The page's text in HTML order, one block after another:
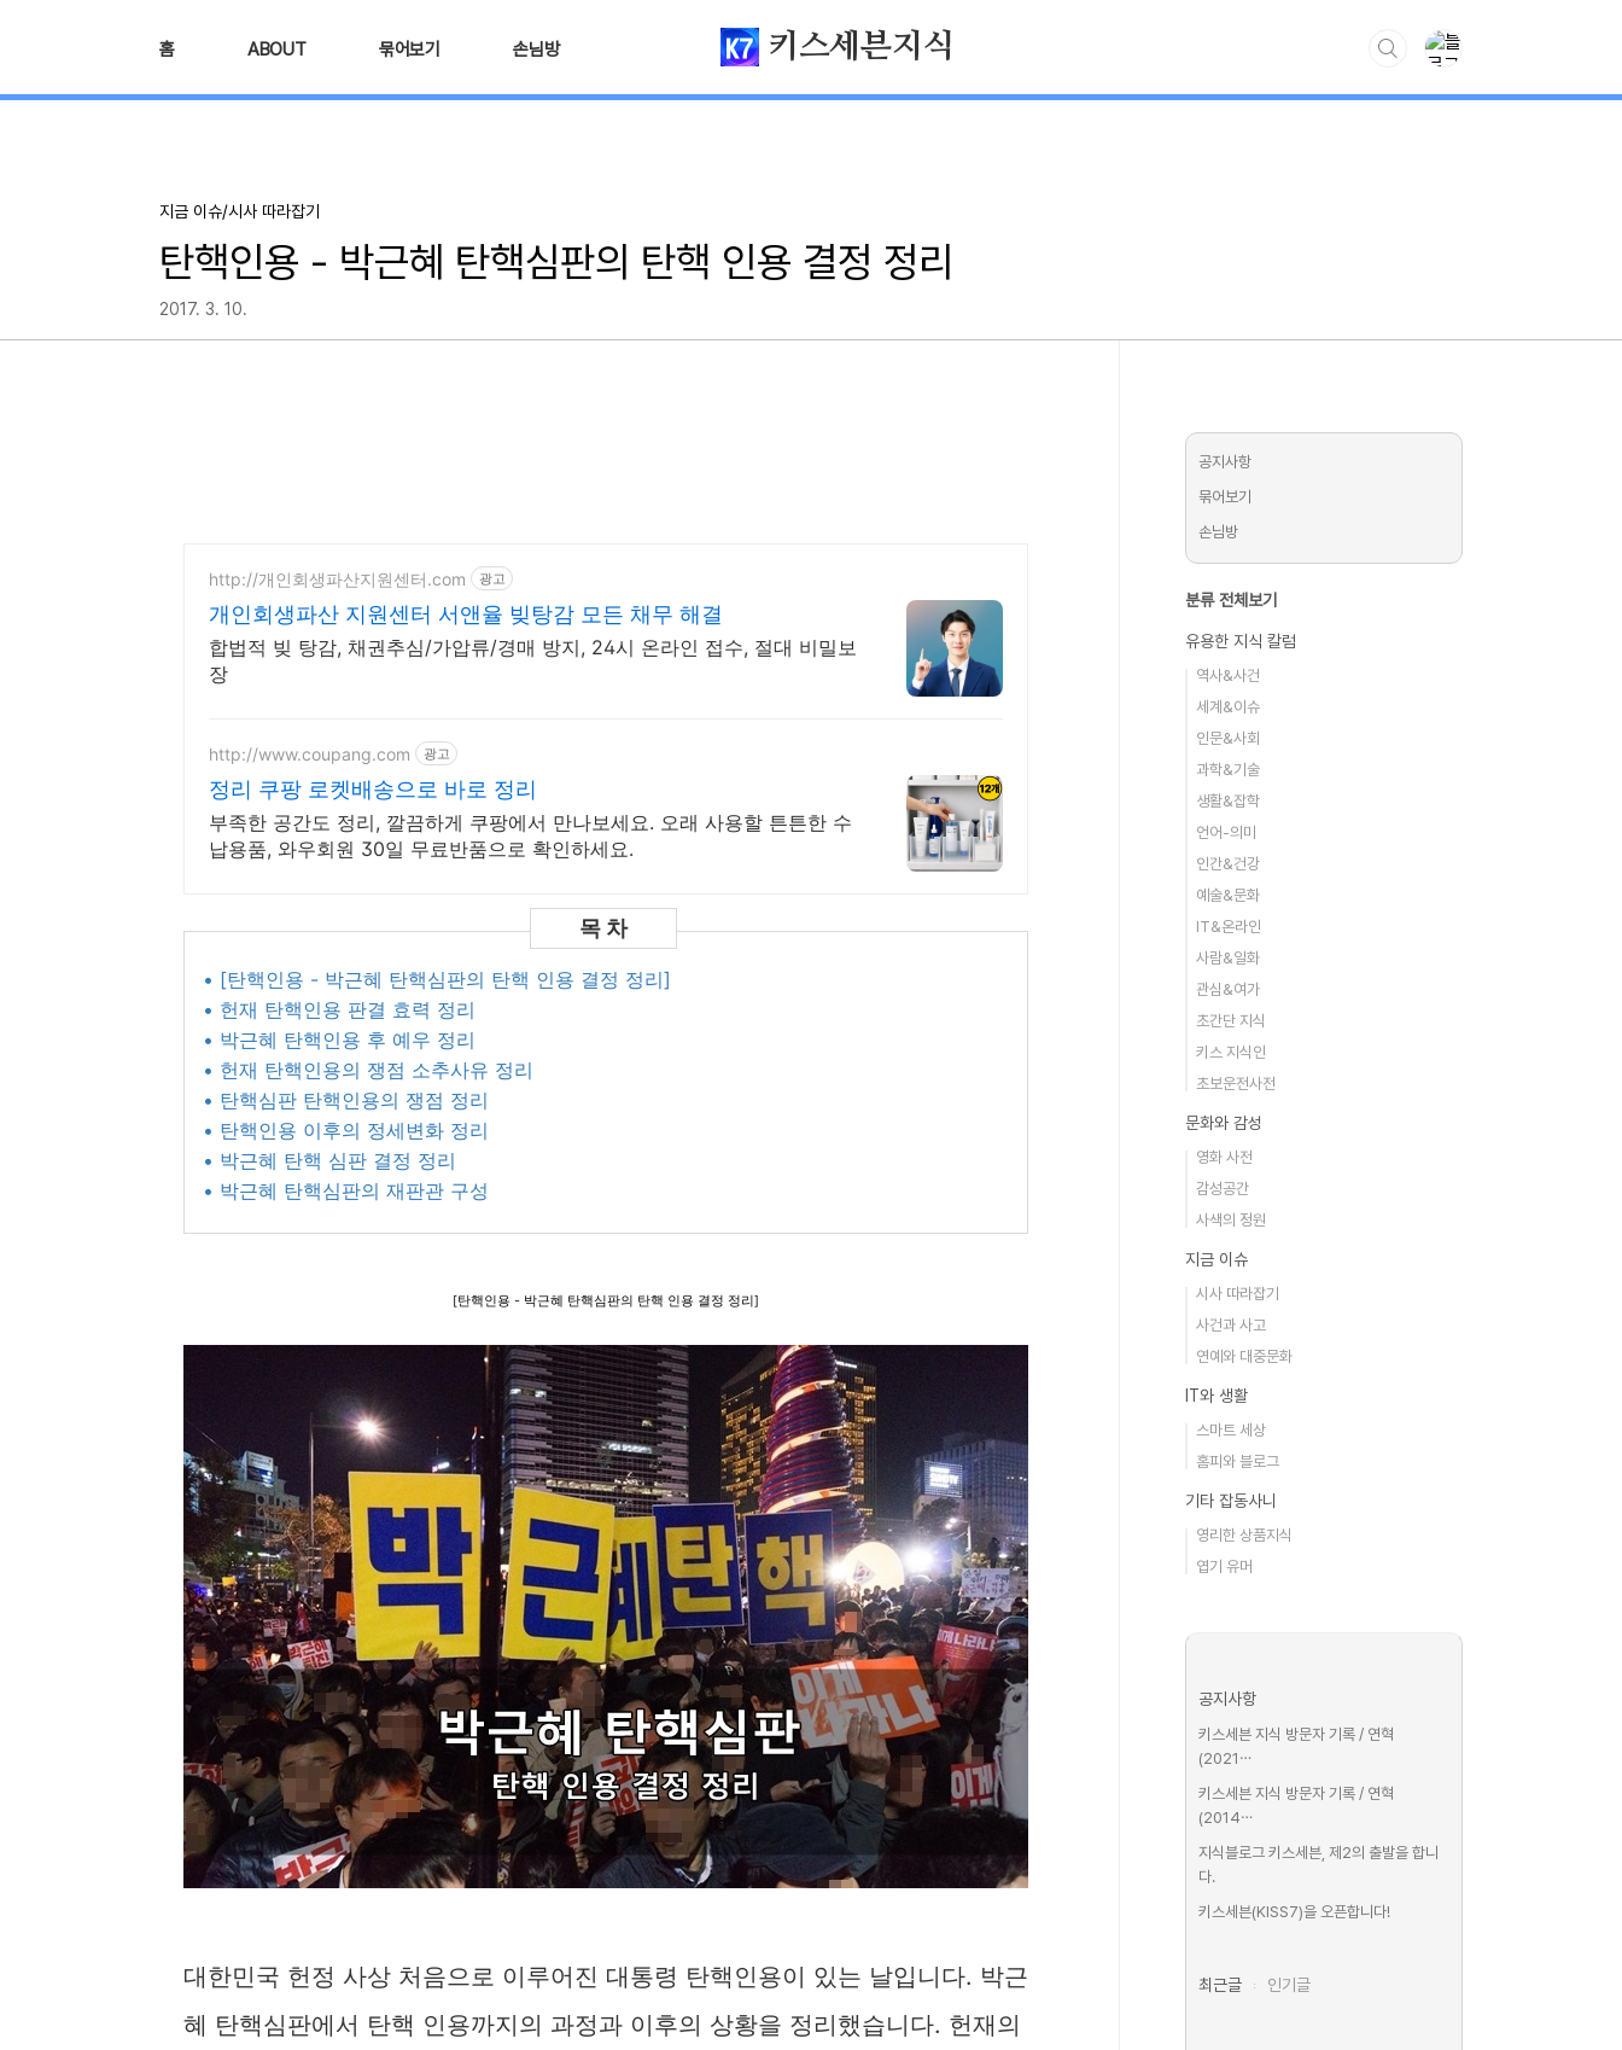
키스세븐지식
홈 ABOUT 묶어보기 손님방
지금 이슈/시사 따라잡기
탄핵인용 - 박근혜 탄핵심판의 탄핵 인용 결정 정리
2017. 3. 10.
http://개인회생파산지원센터.com 광고
개인회생파산 지원센터 서앤율 빚탕감 모든 채무 해결
합법적 빚 탕감, 채권추심/가압류/경매 방지, 24시 온라인 접수, 절대 비밀보
장
http://www.coupang.com 광고
정리 쿠팡 로켓배송으로 바로 정리
부족한 공간도 정리, 깔끔하게 쿠팡에서 만나보세요. 오래 사용할 튼튼한 수
납용품, 와우회원 30일 무료반품으로 확인하세요.
• [탄핵인용 - 박근혜 탄핵심판의 탄핵 인용 결정 정리]
• 헌재 탄핵인용 판결 효력 정리
• 박근혜 탄핵인용 후 예우 정리
• 헌재 탄핵인용의 쟁점 소추사유 정리
• 탄핵심판 탄핵인용의 쟁점 정리
• 탄핵인용 이후의 정세변화 정리
• 박근혜 탄핵 심판 결정 정리
• 박근혜 탄핵심판의 재판관 구성
[탄핵인용 - 박근혜 탄핵심판의 탄핵 인용 결정 정리]
대한민국 헌정 사상 처음으로 이루어진 대통령 탄핵인용이 있는 날입니다. 박근
혜 탄핵심판에서 탄핵 인용까지의 과정과 이후의 상황을 정리했습니다. 헌재의
공지사항
묶어보기
손님방
분류 전체보기
유용한 지식 칼럼
역사&사건
세계&이슈
인문&사회
과학&기술
생활&잡학
언어-의미
인간&건강
예술&문화
IT&온라인
사람&일화
관심&여가
초간단 지식
키스 지식인
초보운전사전
문화와 감성
영화 사전
감성공간
사색의 정원
지금 이슈
시사 따라잡기
사건과 사고
연예와 대중문화
IT와 생활
스마트 세상
홈피와 블로그
기타 잡동사니
영리한 상품지식
엽기 유머
공지사항
키스세븐 지식 방문자 기록 / 연혁
(2021⋯
키스세븐 지식 방문자 기록 / 연혁
(2014⋯
지식블로그 키스세븐, 제2의 출발을 합니
다.
키스세븐(KISS7)을 오픈합니다!
최근글 인기글